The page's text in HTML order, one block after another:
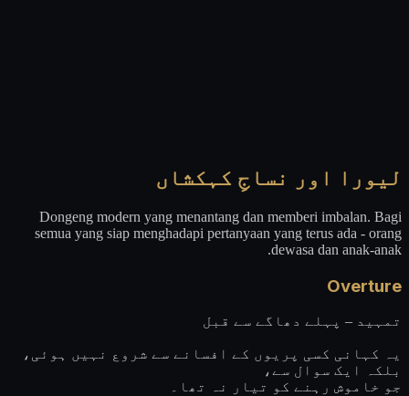
لیورا اور نساجِ کہکشاں
Dongeng modern yang menantang dan memberi imbalan. Bagi
semua yang siap menghadapi pertanyaan yang terus ada - orang
dewasa dan anak-anak.
Overture
تمہید – پہلے دھاگے سے قبل
یہ کہانی کسی پریوں کے افسانے سے شروع نہیں ہوئی،
بلکہ ایک سوال سے،
جو خاموش رہنے کو تیار نہ تھا۔